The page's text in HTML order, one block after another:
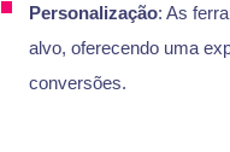
Personalização: As
alvo, oferecendo uma
conversões.